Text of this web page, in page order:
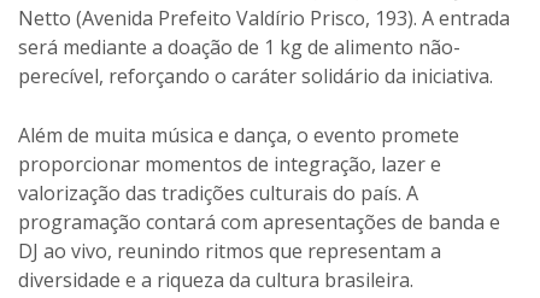
Netto (Avenida Prefeito Valdírio Prisco, 193). A entrada
será mediante a doação de 1 kg de alimento não-
perecível, reforçando o caráter solidário da iniciativa.
Além de muita música e dança, o evento promete
proporcionar momentos de integração, lazer e
valorização das tradições culturais do país. A
programação contará com apresentações de banda e
DJ ao vivo, reunindo ritmos que representam a
diversidade e a riqueza da cultura brasileira.